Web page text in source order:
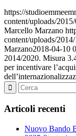
https://
content/uploads/
Marcello Marzano
content/uploads/
Marzano2018-04-10
2014/2020. Misura
per incentivare
Articoli recenti
Nuovo Bando